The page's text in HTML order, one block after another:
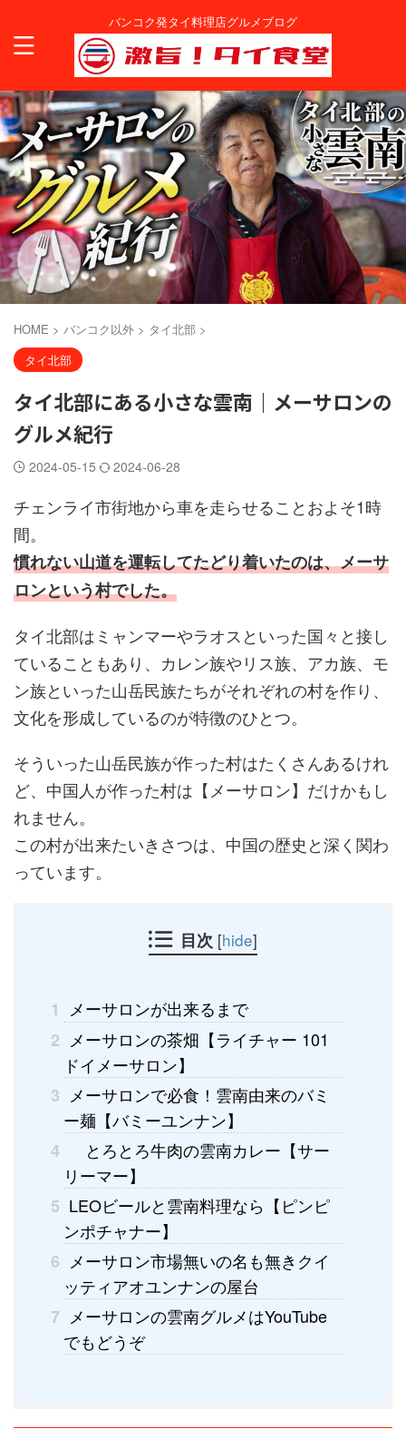
バンコク発タイ料理店グルメブログ
HOME > バンコク以外 > タイ北部 >
タイ北部
タイ北部にある小さな雲南｜メーサロンの
グルメ紀行
2024-05-15 2024-06-28
チェンライ市街地から車を走らせることおよそ1時
間。
慣れない山道を運転してたどり着いたのは、メーサ
ロンという村でした。
タイ北部はミャンマーやラオスといった国々と接し
ていることもあり、カレン族やリス族、アカ族、モ
ン族といった山岳民族たちがそれぞれの村を作り、
文化を形成しているのが特徴のひとつ。
そういった山岳民族が作った村はたくさんあるけれ
ど、中国人が作った村は【メーサロン】だけかもし
れません。
この村が出来たいきさつは、中国の歴史と深く関わ
っています。
目次 [hide]
1 メーサロンが出来るまで
2 メーサロンの茶畑【ライチャー 101
ドイメーサロン】
3 メーサロンで必食！雲南由来のバミ
ー麺【バミーユンナン】
4
とろとろ牛肉の雲南カレー【サー
リーマー】
5 LEOビールと雲南料理なら【ピンピ
ンポチャナー】
6 メーサロン市場無いの名も無きクイ
ッティアオユンナンの屋台
7 メーサロンの雲南グルメはYouTube
でもどうぞ